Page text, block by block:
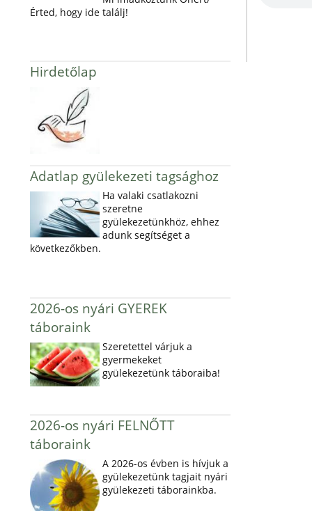
Érted, hogy ide találj!
Hirdetőlap
Adatlap gyülekezeti tagsághoz
Ha valaki csatlakozni
szeretne
gyülekezetünkhöz, ehhez
adunk segítséget a
következőkben.
2026-os nyári GYEREK
táboraink
Szeretettel várjuk a
gyermekeket
gyülekezetünk táboraiba!
2026-os nyári FELNŐTT
táboraink
A 2026-os évben is hívjuk a
gyülekezetünk tagjait nyári
gyülekezeti táborainkba.